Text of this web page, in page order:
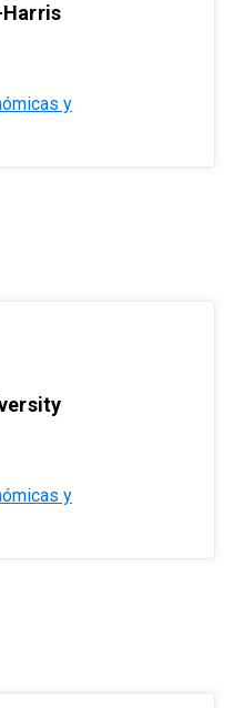
y
y